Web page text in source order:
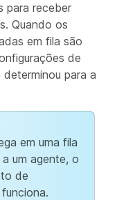
para receber
Quando os
em fila são
de
para a
em uma fila
um agente, o
de